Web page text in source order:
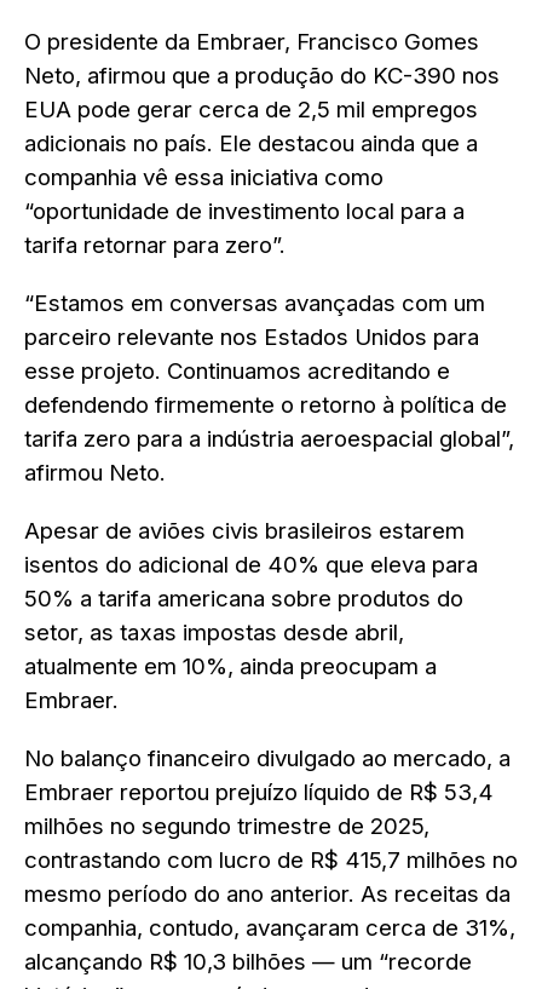
O presidente da Embraer, Francisco Gomes
Neto, afirmou que a produção do KC-390 nos
EUA pode gerar cerca de 2,5 mil empregos
adicionais no país. Ele destacou ainda que a
companhia vê essa iniciativa como
“oportunidade de investimento local para a
tarifa retornar para zero”.
“Estamos em conversas avançadas com um
parceiro relevante nos Estados Unidos para
esse projeto. Continuamos acreditando e
defendendo firmemente o retorno à política de
tarifa zero para a indústria aeroespacial global”,
afirmou Neto.
Apesar de aviões civis brasileiros estarem
isentos do adicional de 40% que eleva para
50% a tarifa americana sobre produtos do
setor, as taxas impostas desde abril,
atualmente em 10%, ainda preocupam a
Embraer.
No balanço financeiro divulgado ao mercado, a
Embraer reportou prejuízo líquido de R$ 53,4
milhões no segundo trimestre de 2025,
contrastando com lucro de R$ 415,7 milhões no
mesmo período do ano anterior. As receitas da
companhia, contudo, avançaram cerca de 31%,
alcançando R$ 10,3 bilhões — um “recorde